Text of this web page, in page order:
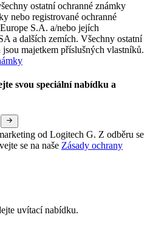
ostatní ochranné známky
nebo registrované ochranné
S.A. a/nebo jejích
a dalších zemích. Všechny ostatní
majetkem příslušných vlastníků.
svou speciální nabídku a
od Logitech G. Z odběru se
se na naše Zásady ochrany
uvítací nabídku.